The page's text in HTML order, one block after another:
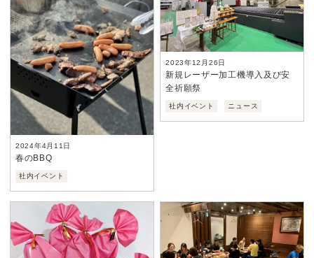
2024年4月11日
春のBBQ
社内イベント
2023年12月26日
新規レーザー加工機導入及び安
全祈願祭
社内イベント ニュース